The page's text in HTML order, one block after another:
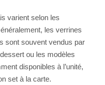
varient selon les
les verrines
sont souvent vendus par
ou les modèles
disponibles à l’unité,
set à la carte.